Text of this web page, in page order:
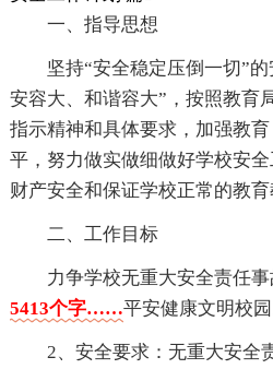
一、指导思想
坚持“安全稳定压倒一切”
安容大、和谐容大”，按照教育
指示精神和具体要求，加强教
平，努力做实做细做好学校安
财产安全和保证学校正常的教育
二、工作目标
力争学校无重大安全责任
5413个字……平安健康文明校园
2、安全要求：无重大安全